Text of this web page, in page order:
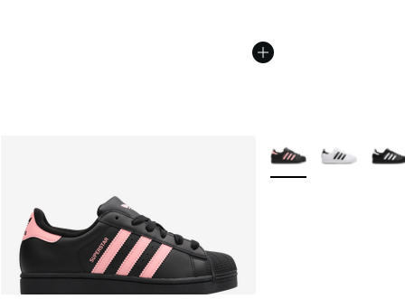
Weitere Farben